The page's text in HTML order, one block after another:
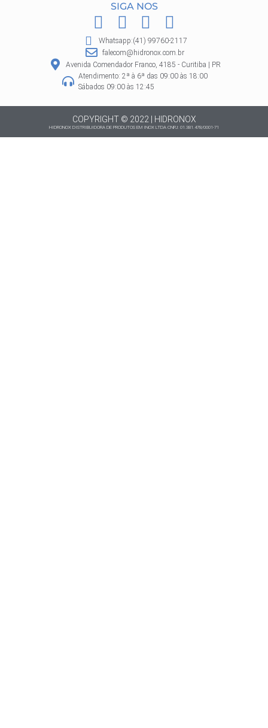
SIGA NOS
F
a
c
e
b
o
o
k
I
n
s
t
a
g
r
a
P
i
n
t
e
r
e
s
W
h
a
t
a
p
p
Whatsapp:(41) 99760-2117
falecom@hidronox.com.br
Avenida Comendador Franco, 4185 - Curitiba | PR
Atendimento: 2ª à 6ª das 09:00 às 18:00
Sábados 09:00 às 12:45
COPYRIGHT © 2022 | HIDRONOX
HIDRONOX DISTRIBUIDORA DE PRODUTOS EM INOX LTDA CNPJ: 01.381.478/0001-71